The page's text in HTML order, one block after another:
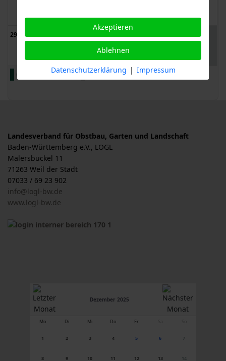
29 1 2
Gartenschauen Alle Kategorien ...
Landesverband für Obstbau, Garten und Landschaft
Baden-Württemberg e.V., LOGL
Malersbuckel 11
71263 Weil der Stadt
07033 / 69 23 902
info@logl-bw.de
www.logl-bw.de
Dezember 2025
Mo Di Mi Do Fr
1 2 3 4 5 6 7
8 9 10 11 12 13 14
Akzeptieren
Ablehnen
Datenschutzerklärung | Impressum